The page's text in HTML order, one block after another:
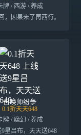
牌 / 西游 / 养成
，因果未了再西行。
召唤师纷争
0.1折天天648
牌 / 魔幻 / 养成
9星吕布，天天送648